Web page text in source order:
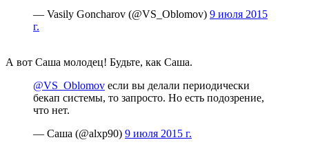
— Vasily Goncharov (@VS_Oblomov) 9 июля 2015
г.
А вот Саша молодец! Будьте, как Саша.
@VS_Oblomov если вы делали периодически
бекап системы, то запросто. Но есть подозрение,
что нет.
— Саша (@alxp90) 9 июля 2015 г.